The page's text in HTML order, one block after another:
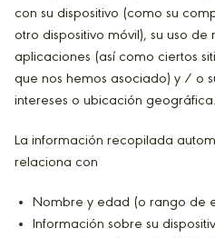
con su dispositivo (como su
otro dispositivo móvil), su uso de
aplicaciones (así como ciertos
que nos hemos asociado) y / o
intereses o ubicación geográfica.
La información recopilada
relaciona con
Nombre y edad (o rango de
Información sobre su